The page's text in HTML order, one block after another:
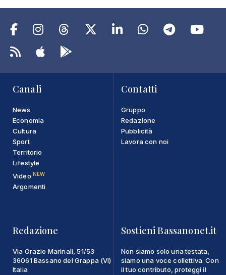
Canali
News
Economia
Cultura
Sport
Territorio
Lifestyle
Video NEW
Argomenti
Contatti
Gruppo
Redazione
Pubblicità
Lavora con noi
Redazione
Via Orazio Marinali, 51/53
36061 Bassano del Grappa (VI)
Italia
Sostieni Bassanonet.it
Non siamo solo una testata,
siamo una voce collettiva. Con
il tuo contributo, proteggi il